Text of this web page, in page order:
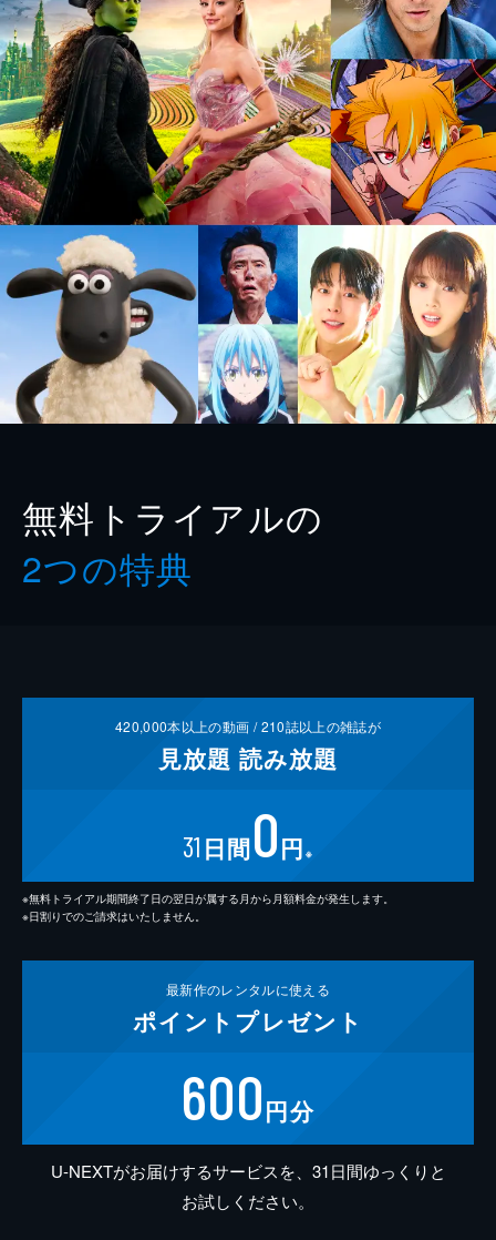
無料トライアルの
2つの特典
420,000本以上の動画 /210誌以上の雑誌が
見放題 読み放題
31 日間0円 ※
※無料トライアル期間終了日の翌日が属する月から月額料金が発生します。
※日割りでのご請求はいたしません。
最新作のレンタルに使える
ポイント プレゼント
600円分
U-NEXTがお届けするサービスを、31日間ゆっくりと
お試しください。